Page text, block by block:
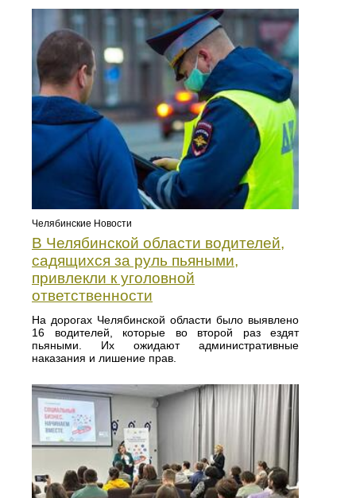
Челябинские Новости
В Челябинской области водителей,
садящихся за руль пьяными,
привлекли к уголовной
ответственности
На дорогах Челябинской области было выявлено
16 водителей, которые во второй раз ездят
пьяными. Их ожидают административные
наказания и лишение прав.